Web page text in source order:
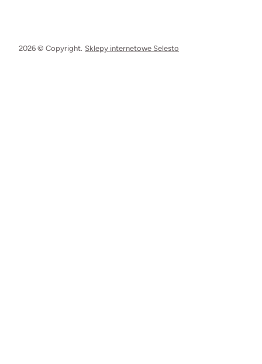
2026 © Copyright. Sklepy internetowe Selesto